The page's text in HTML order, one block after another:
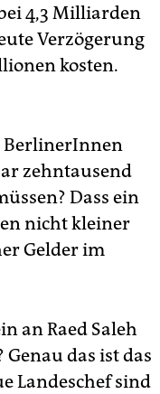
4,3 Milliarden
Verzögerung
kosten.
BerlinerInnen
zehntausend
Dass ein
nicht kleiner
Gelder im
an Raed Saleh
das ist das
Landeschef sind